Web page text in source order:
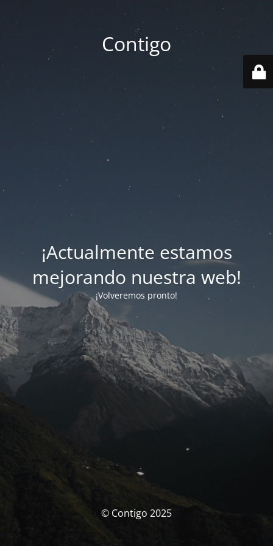
Contigo
¡Actualmente estamos
mejorando nuestra web!
¡Volveremos pronto!
© Contigo 2025